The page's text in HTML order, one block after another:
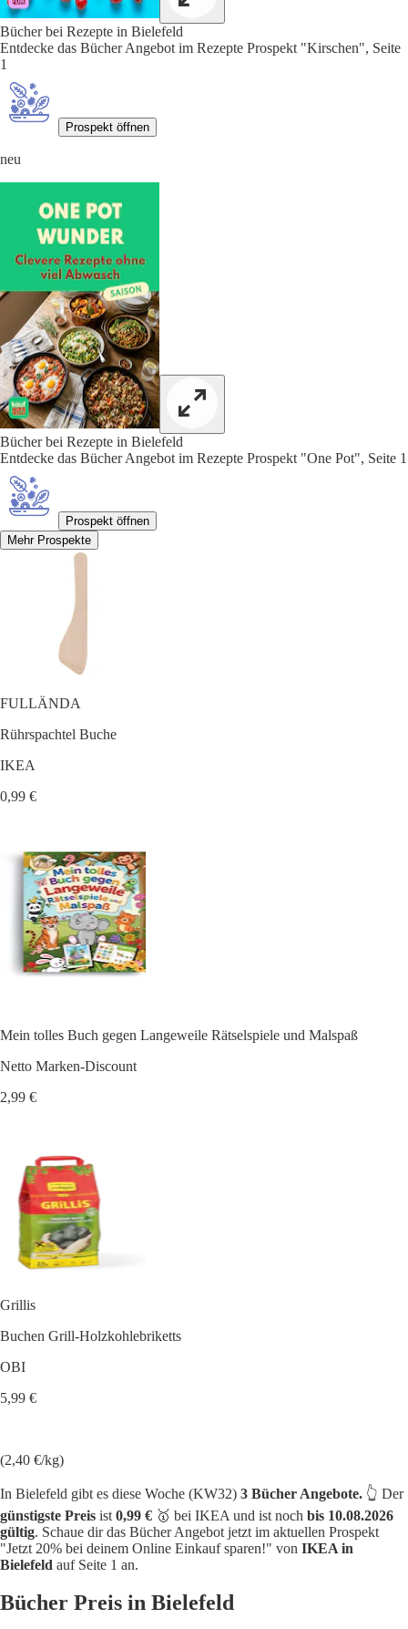
Bücher bei Rezepte in Bielefeld
Entdecke das Bücher Angebot im Rezepte Prospekt "Kirschen", Seite
1
Prospekt öffnen
neu
Bücher bei Rezepte in Bielefeld
Entdecke das Bücher Angebot im Rezepte Prospekt "One Pot", Seite 1
Prospekt öffnen
Mehr Prospekte
FULLÄNDA
Rührspachtel Buche
IKEA
0,99 €
Mein tolles Buch gegen Langeweile Rätselspiele und Malspaß
Netto Marken-Discount
2,99 €
Grillis
Buchen Grill-Holzkohlebriketts
OBI
5,99 €
(2,40 €/kg)
In Bielefeld gibt es diese Woche (KW32) 3 Bücher Angebote. 👆 Der
günstigste Preis ist 0,99 € 🥇 bei IKEA und ist noch bis 10.08.2026
gültig. Schaue dir das Bücher Angebot jetzt im aktuellen Prospekt
"Jetzt 20% bei deinem Online Einkauf sparen!" von IKEA in
Bielefeld auf Seite 1 an.
Bücher Preis in Bielefeld